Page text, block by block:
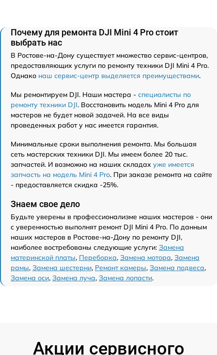
Почему для ремонта DJI Mini 4 Pro стоит
выбрать нас
В Ростове-на-Дону существует множество сервис-центров,
предоставляющих услуги по ремонту техники DJI Mini 4 Pro.
Однако наш сервис-центр выделяется преимуществами.
Мы ремонтируем DJI. Наши мастера - специалисты по
ремонту техники DJI. Восстановить модель Mini 4 Pro для
мастеров не будет новой задачей. На все виды
проведенных работ у нас имеется гарантия.
Минимальные сроки выполнения ремонта. Мы большая
сеть мастерских техники DJI. Мы имеем более 20 тыс.
запчастей. И возможно на наших складах уже имеется
запчасть на модель Mini 4 Pro. При заказе ремонта на сайте
- предоставляется скидка -25%.
Знаем свое дело
Будьте уверены в профессионализме наших мастеров - они
с уверенностью выполнят ремонт DJI Mini 4 Pro. По данным
наших мастеров в Ростове-на-Дону по ремонту DJI,
наиболее востребованы следующие услуги: Замена
материнской платы, Переборка, Замена мотора, Замена
рамы, Замена шестерни, Ремонт камеры, Замена подвеса,
Замена оси, Замена луча, Замена лопасти.
Акции сервисного